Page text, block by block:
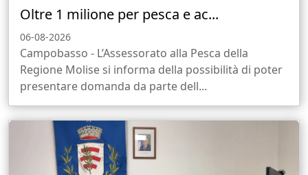
Oltre 1 milione per pesca e ac...
06-08-2026
Campobasso - L’Assessorato alla Pesca della
Regione Molise si informa della possibilità di poter
presentare domanda da parte dell...